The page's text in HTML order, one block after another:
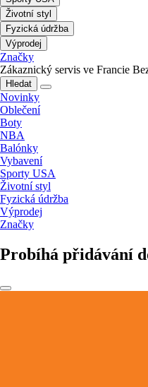
Životní styl
Fyzická údržba
Výprodej
Značky
Zákaznický servis ve Francie
Hledat
Novinky
Oblečení
Boty
NBA
Balónky
Vybavení
Sporty USA
Životní styl
Fyzická údržba
Výprodej
Značky
Probíhá přidávání